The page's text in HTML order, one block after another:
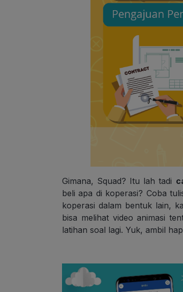
Gimana, Squad? Itu lah tadi
beli apa di koperasi? Coba
koperasi dalam bentuk lain,
bisa melihat video animasi
latihan soal lagi. Yuk, ambil